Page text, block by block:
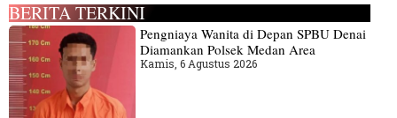
BERITA TERKINI
Pengniaya Wanita di Depan SPBU Denai
Diamankan Polsek Medan Area
Kamis, 6 Agustus 2026